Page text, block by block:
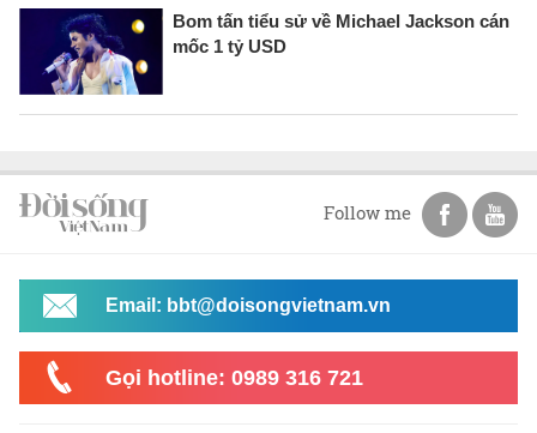
Bom tấn tiểu sử về Michael Jackson cán
mốc 1 tỷ USD
Follow me
Email: bbt@doisongvietnam.vn
Gọi hotline: 0989 316 721